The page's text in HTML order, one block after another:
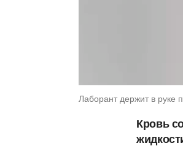
Лаборант держит в руке
Кровь